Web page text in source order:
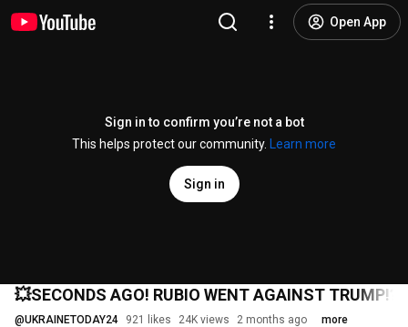
Open App
Sign in to confirm you’re not a bot
This helps protect our community.
Learn more
Sign in
💥SECONDS AGO! RUBIO WENT AGAINST TRUMP!?
@UKRAINETODAY24 921 likes 24K views 2 months ago more